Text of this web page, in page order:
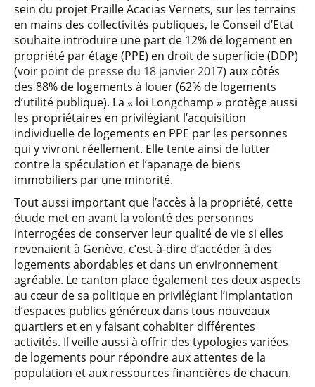
sein du projet Praille Acacias Vernets, sur les terrains
en mains des collectivités publiques, le Conseil d’Etat
souhaite introduire une part de 12% de logement en
propriété par étage (PPE) en droit de superficie (DDP)
(voir point de presse du 18 janvier 2017) aux côtés
des 88% de logements à louer (62% de logements
d’utilité publique). La « loi Longchamp » protège aussi
les propriétaires en privilégiant l’acquisition
individuelle de logements en PPE par les personnes
qui y vivront réellement. Elle tente ainsi de lutter
contre la spéculation et l’apanage de biens
immobiliers par une minorité.
Tout aussi important que l’accès à la propriété, cette
étude met en avant la volonté des personnes
interrogées de conserver leur qualité de vie si elles
revenaient à Genève, c’est-à-dire d’accéder à des
logements abordables et dans un environnement
agréable. Le canton place également ces deux aspects
au cœur de sa politique en privilégiant l’implantation
d’espaces publics généreux dans tous nouveaux
quartiers et en y faisant cohabiter différentes
activités. Il veille aussi à offrir des typologies variées
de logements pour répondre aux attentes de la
population et aux ressources financières de chacun.